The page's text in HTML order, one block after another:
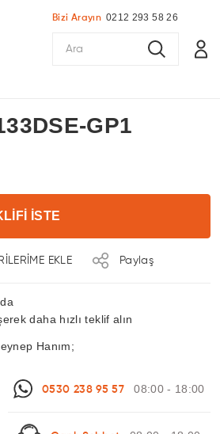
Bizi Arayın 0212 293 58 26
GP1
İSTE
Paylaş
daha hızlı teklif alın
Hanım;
0530 238 95 57 08:00 - 18:00